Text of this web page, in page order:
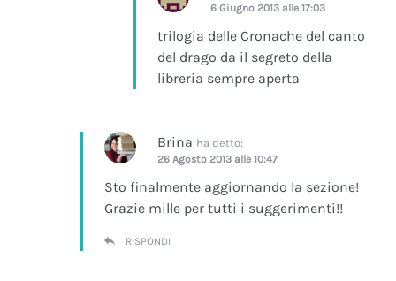
6 Giugno 2013 alle 17:03
trilogia delle Cronache del canto
del drago da il segreto della
libreria sempre aperta
Brina ha detto:
26 Agosto 2013 alle 10:47
Sto finalmente aggiornando la sezione!
Grazie mille per tutti i suggerimenti!!
RISPONDI